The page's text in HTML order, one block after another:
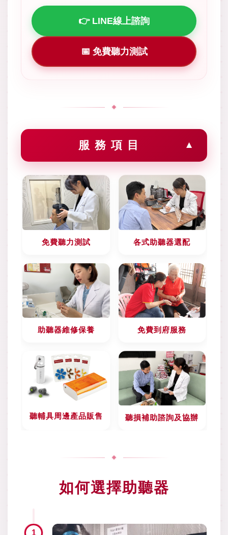
👉 LINE線上諮詢
📅 免費聽力測試
服 務 項 目 ▼
免費聽力測試 各式助聽器選配
助聽器維修保養 免費到府服務
聽輔具周邊產品販售 聽損補助諮詢及協辦
如何選擇助聽器
1